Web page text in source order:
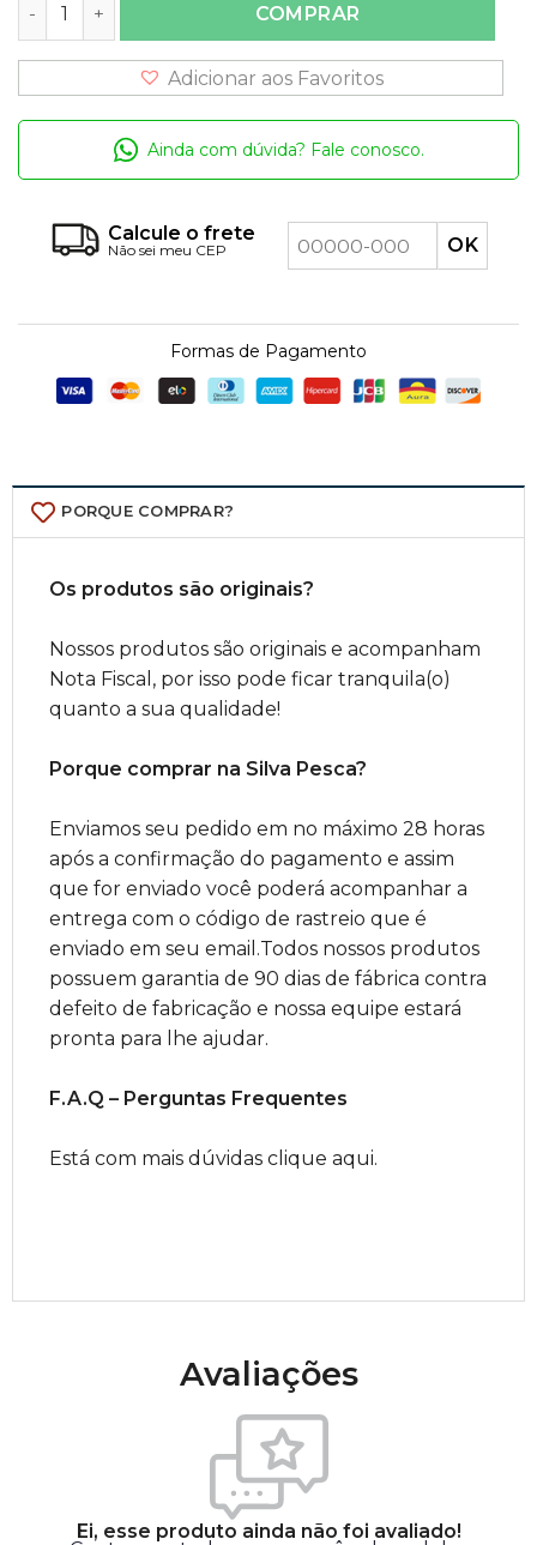
COMPRAR
Adicionar aos Favoritos
Ainda com dúvida? Fale conosco.
Calcule o frete
Não sei meu CEP
Formas de Pagamento
PORQUE COMPRAR?
Os produtos são originais?
Nossos produtos são originais e acompanham
Nota Fiscal, por isso pode ficar tranquila(o)
quanto a sua qualidade!
Porque comprar na Silva Pesca?
Enviamos seu pedido em no máximo 28 horas
após a confirmação do pagamento e assim
que for enviado você poderá acompanhar a
entrega com o código de rastreio que é
enviado em seu email.Todos nossos produtos
possuem garantia de 90 dias de fábrica contra
defeito de fabricação e nossa equipe estará
pronta para lhe ajudar.
F.A.Q – Perguntas Frequentes
Está com mais dúvidas clique aqui.
Avaliações
Ei, esse produto ainda não foi avaliado!